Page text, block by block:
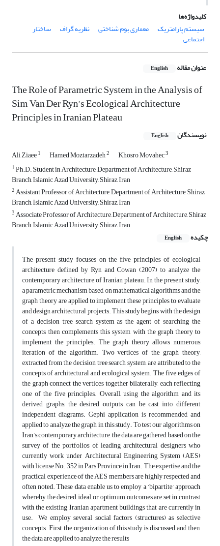
کلیدواژه‌ها
سیستم پارامتریک
معماری بوم شناختی نظریه گراف ساختار
اجتماعی
عنوان مقاله English
The Role of Parametric System in the Analysis of
Sim Van Der Ryn’s Ecological Architecture
Principles in Iranian Plateau
نویسندگان English
Ali Ziaee1 Hamed Moztarzadeh2 Khosro Movahec3
1Ph.D. Student in Architecture, Department of Architecture, Shiraz
Branch, Islamic Azad University, Shiraz, Iran
2Assistant Professor of Architecture, Department of Architecture, Shiraz
Branch, Islamic Azad University, Shiraz, Iran
3Associate Professor of Architecture, Department of Architecture, Shiraz
Branch, Islamic Azad University, Shiraz, Iran
چکیده
English
The present study focuses on the five principles of ecological
architecture defined by Ryn and Cowan (2007) to analyze the
contemporary architecture of Iranian plateau. In the present study,
a parametric mechanism based on mathematical algorithms and the
graph theory are applied to implement these principles to evaluate
and design architectural projects. This study begins with the design
of a decision tree search system as the agent of searching the
concepts, then complements this system with the graph theory to
implement the principles. The graph theory allows numerous
iteration of the algorithm. Two vertices of the graph theory,
extracted from the decision tree search system, are attributed to the
concepts of architectural and ecological system. The five edges of
the graph connect the vertices together bilaterally, each reflecting
one of the five principles. Overall, using the algorithm and its
derived graphs, the desired outputs can be cast into different
independent diagrams. Gephi application is recommended and
applied to analyze the graph in this study. To test our algorithms on
Iran’s contemporary architecture, the data are gathered based on the
survey of the portfolios of leading architectural designers who
currently work under Architectural Engineering System (AES)
with license No. 352 in Pars Province in Iran. The expertise and the
practical experience of the AES members are highly respected and
often noted. These data enable us to employ a ‘bipartite’ approach
whereby the desired, ideal, or optimum outcomes are set in contrast
with the existing Iranian apartment buildings that are currently in
use. We employ several social factors (structures) as selective
concepts. First, the organization of this study is discussed and then,
the data are applied to analyze the results